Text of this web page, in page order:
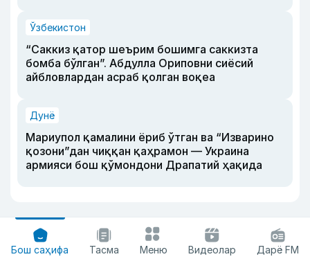
Ўзбекистон
“Саккиз қатор шеърим бошимга саккизта
бомба бўлган”. Абдулла Ориповни сиёсий
айбловлардан асраб қолган воқеа
Дунё
Мариупол қамалини ёриб ўтган ва “Изварино
қозони”дан чиққан қаҳрамон — Украина
армияси бош қўмондони Драпатий ҳақида
Бош саҳифа Тасма Меню Видеолар Дарё FM